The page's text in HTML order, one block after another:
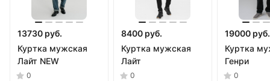
13730 руб.
Куртка мужская
Лайт NEW
0
8400 руб.
Куртка мужская
Лайт
0
19000 руб.
Куртка
Генри
0